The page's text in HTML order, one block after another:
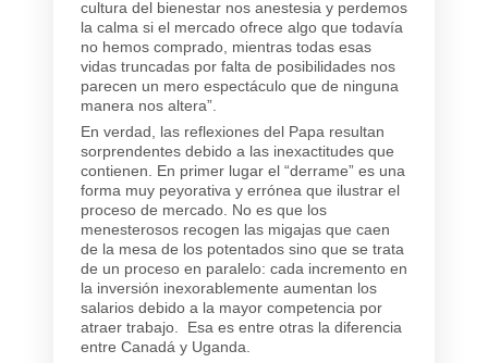
cultura del bienestar nos anestesia y perdemos
la calma si el mercado ofrece algo que todavía
no hemos comprado, mientras todas esas
vidas truncadas por falta de posibilidades nos
parecen un mero espectáculo que de ninguna
manera nos altera”.
En verdad, las reflexiones del Papa resultan
sorprendentes debido a las inexactitudes que
contienen. En primer lugar el “derrame” es una
forma muy peyorativa y errónea que ilustrar el
proceso de mercado. No es que los
menesterosos recogen las migajas que caen
de la mesa de los potentados sino que se trata
de un proceso en paralelo: cada incremento en
la inversión inexorablemente aumentan los
salarios debido a la mayor competencia por
atraer trabajo. Esa es entre otras la diferencia
entre Canadá y Uganda.